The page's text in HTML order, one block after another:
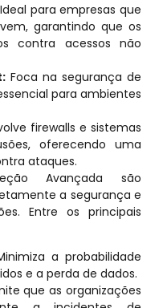
Ideal para empresas que
garantindo que os
contra acessos não
Foca na segurança de
para ambientes
firewalls e sistemas
oferecendo uma
ataques.
Avançada são
a segurança e
Entre os principais
a probabilidade
e a perda de dados.
que as organizações